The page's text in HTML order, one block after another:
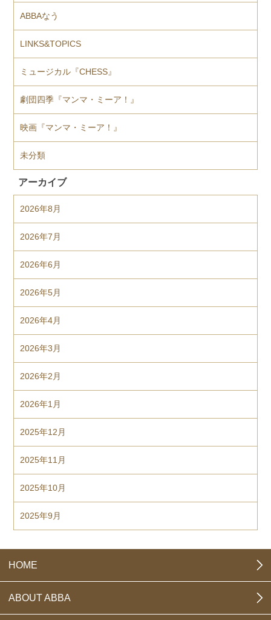
ABBAなう
LINKS&TOPICS
ミュージカル『CHESS』
劇団四季『マンマ・ミーア！』
映画『マンマ・ミーア！』
未分類
アーカイブ
2026年8月
2026年7月
2026年6月
2026年5月
2026年4月
2026年3月
2026年2月
2026年1月
2025年12月
2025年11月
2025年10月
2025年9月
HOME
ABOUT ABBA